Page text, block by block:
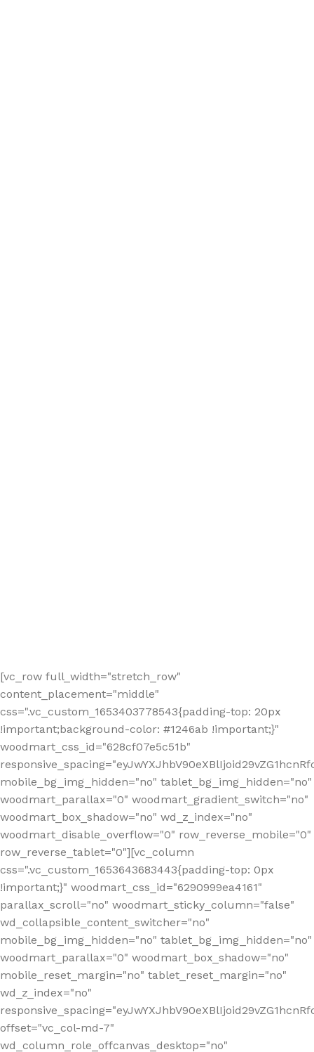
[vc_row full_width="stretch_row"
content_placement="middle"
css=".vc_custom_1653403778543{padding-top: 20px
!important;background-color: #1246ab !important;}"
woodmart_css_id="628cf07e5c51b"
mobile_bg_img_hidden="no" tablet_bg_img_hidden="no"
woodmart_parallax="0" woodmart_gradient_switch="no"
woodmart_box_shadow="no" wd_z_index="no"
woodmart_disable_overflow="0" row_reverse_mobile="0"
row_reverse_tablet="0"][vc_column
css=".vc_custom_1653643683443{padding-top: 0px
!important;}" woodmart_css_id="6290999ea4161"
parallax_scroll="no" woodmart_sticky_column="false"
wd_collapsible_content_switcher="no"
mobile_bg_img_hidden="no" tablet_bg_img_hidden="no"
woodmart_parallax="0" woodmart_box_shadow="no"
mobile_reset_margin="no" tablet_reset_margin="no"
wd_z_index="no"
offset="vc_col-md-7"
wd_column_role_offcanvas_desktop="no"